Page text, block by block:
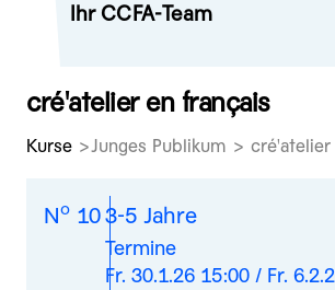
Ihr CCFA-Team
cré'atelier en français
Kurse Junges Publikum > cré'atelier
No 103-5 Jahre
Termine
Fr. 30.1.26 15:00 / Fr.